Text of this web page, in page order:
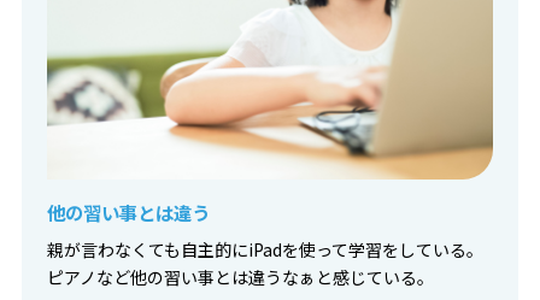
他の習い事とは違う
親が言わなくても自主的にiPadを使って学習をしている。
ピアノなど他の習い事とは違うなぁと感じている。